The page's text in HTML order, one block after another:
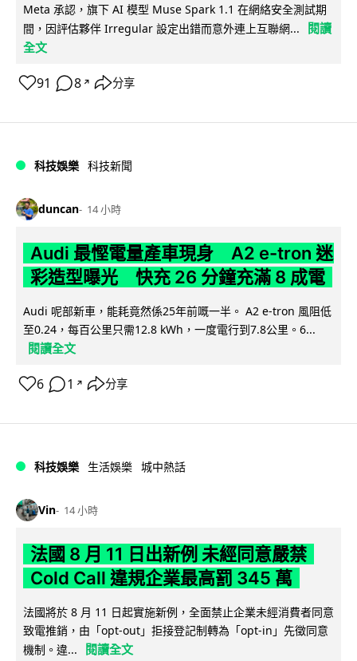
Meta 承認，旗下 AI 模型 Muse Spark 1.1 在網絡安全測試期
間，因評估夥伴 Irregular 設定出錯而意外連上互聯網...
閱讀
全文
91 8 ↗ 分享
科技娛樂 科技新聞
duncan 14 小時
Audi 最慳電量產車現身 A2 e-tron 迷
彩造型曝光 快充 26 分鐘充滿 8 成電
Audi 呢部新車，能耗竟然係25年前嘅一半。 A2 e-tron 風阻低
至0.24，每百公里只需12.8 kWh，一度電行到7.8公里。6...
閱讀全文
6 1 ↗ 分享
科技娛樂 生活娛樂 城中熱話
Vin 14 小時
法國 8 月 11 日出新例 未經同意嚴禁
Cold Call 違規企業最高罰 345 萬
法國將於 8 月 11 日起實施新例，全面禁止企業未經消費者同意
致電推銷，由「opt-out」拒接登記制轉為「opt-in」先徵同意
機制。違...
閱讀全文